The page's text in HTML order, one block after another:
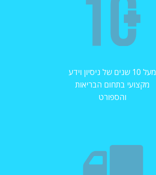
מעל 10 שנים של ניסיון וידע
מקצועי בתחום הבריאות
והספורט